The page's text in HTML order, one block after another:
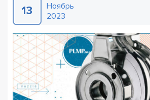
13
Ноябрь
2023